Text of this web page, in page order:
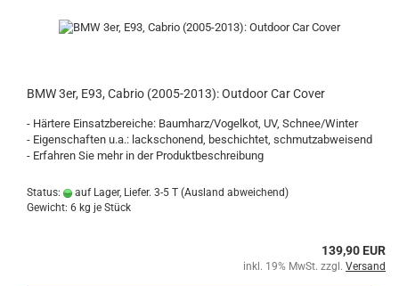
BMW 3er, E93, Cabrio (2005-2013): Outdoor Car Cover
- Härtere Einsatzbereiche: Baumharz/Vogelkot, UV, Schnee/Winter
- Eigenschaften u.a.: lackschonend, beschichtet, schmutzabweisend
- Erfahren Sie mehr in der Produktbeschreibung
Status: auf Lager, Liefer. 3-5 T (Ausland abweichend)
Gewicht: 6 kg je Stück
139,90 EUR
inkl. 19% MwSt. zzgl. Versand